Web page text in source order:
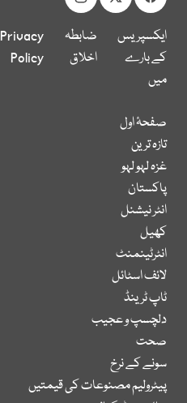
ایکسپریس
کے بارے
میں
ضابطہ
اخلاق
Privacy
Policy
صفحۂ اول
تازہ ترین
غزہ لہو لہو
پاکستان
انٹر نیشنل
کھیل
انٹرٹینمنٹ
لائف اسٹائل
ٹاپ ٹرینڈ
دلچسپ و عجیب
صحت
سونے کے نرخ
پیٹرولیم مصنوعات کی قیمتیں